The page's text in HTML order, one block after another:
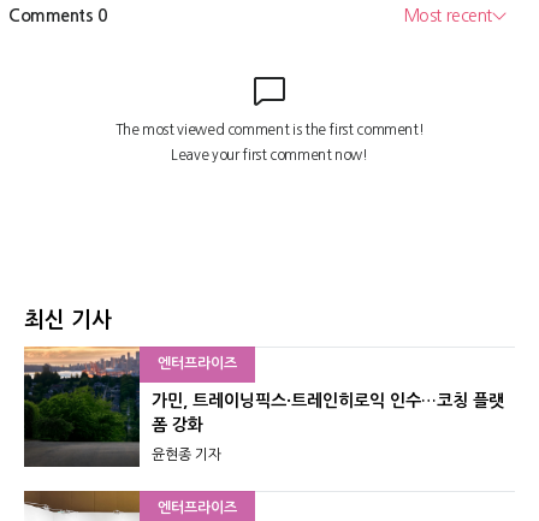
최신 기사
엔터프라이즈
가민, 트레이닝픽스·트레인히로익 인수…코칭 플랫
폼 강화
윤현종 기자
엔터프라이즈